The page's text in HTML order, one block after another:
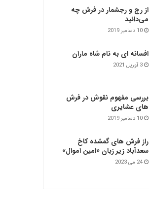
از رج و رجشمار در فرش چه
می‌دانید
10 دسامبر 2019
افسانه ای به نام شاه ماران
3 آوریل 2021
بررسی مفهوم نقوش در فرش‌
های عشایری
10 دسامبر 2019
راز فرش های گمشده کاخ
سعدآباد زیر زبان «امین اموال»
24 می 2023